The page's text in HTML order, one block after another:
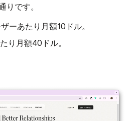
りです。
ーあたり月額10ドル。
り月額40ドル。